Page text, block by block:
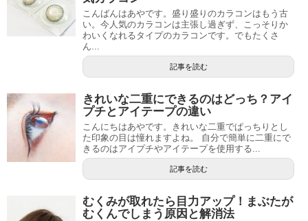
こんばんはあやです。盛り盛りのカラコンはもう古
い。今人気のカラコンは主張し過ぎず、こっそりか
わいくなれるタイプのカラコンです。でもたくさ
ん...
記事を読む
きれいな二重にできるのはどっち？アイ
プチとアイテープの違い
こんにちはあやです。きれいな二重でぱっちりとし
た印象の目は憧れますよね。 自分で簡単に二重にで
きるのはアイプチやアイテープを使用する...
記事を読む
むくみが取れたら目力アップ！まぶたが
むくんでしまう原因と解消法